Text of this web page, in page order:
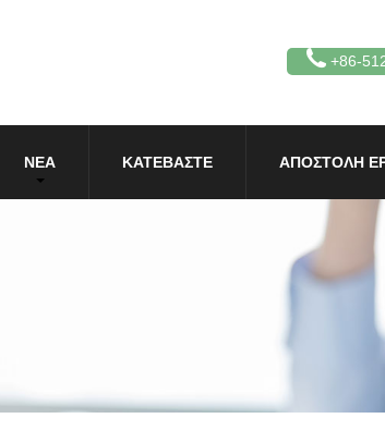
+86-
ΝΈΑ ΚΑΤΕΒΆΣΤΕ ΑΠΟΣΤΟΛΉ